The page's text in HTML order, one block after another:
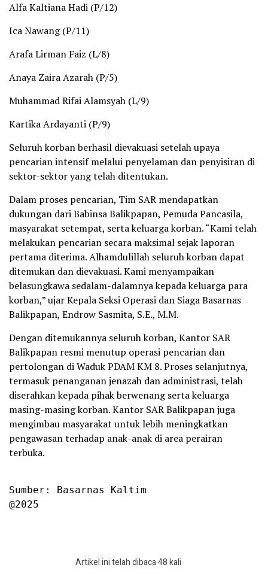
Alfa Kaltiana Hadi (P/12)
Ica Nawang (P/11)
Arafa Lirman Faiz (L/8)
Anaya Zaira Azarah (P/5)
Muhammad Rifai Alamsyah (L/9)
Kartika Ardayanti (P/9)
Seluruh korban berhasil dievakuasi setelah upaya
pencarian intensif melalui penyelaman dan penyisiran di
sektor-sektor yang telah ditentukan.
Dalam proses pencarian, Tim SAR mendapatkan
dukungan dari Babinsa Balikpapan, Pemuda Pancasila,
masyarakat setempat, serta keluarga korban. “Kami telah
melakukan pencarian secara maksimal sejak laporan
pertama diterima. Alhamdulillah seluruh korban dapat
ditemukan dan dievakuasi. Kami menyampaikan
belasungkawa sedalam-dalamnya kepada keluarga para
korban,” ujar Kepala Seksi Operasi dan Siaga Basarnas
Balikpapan, Endrow Sasmita, S.E., M.M.
Dengan ditemukannya seluruh korban, Kantor SAR
Balikpapan resmi menutup operasi pencarian dan
pertolongan di Waduk PDAM KM 8. Proses selanjutnya,
termasuk penanganan jenazah dan administrasi, telah
diserahkan kepada pihak berwenang serta keluarga
masing-masing korban. Kantor SAR Balikpapan juga
mengimbau masyarakat untuk lebih meningkatkan
pengawasan terhadap anak-anak di area perairan
terbuka.
Sumber: Basarnas Kaltim
@2025
Artikel ini telah dibaca 48 kali